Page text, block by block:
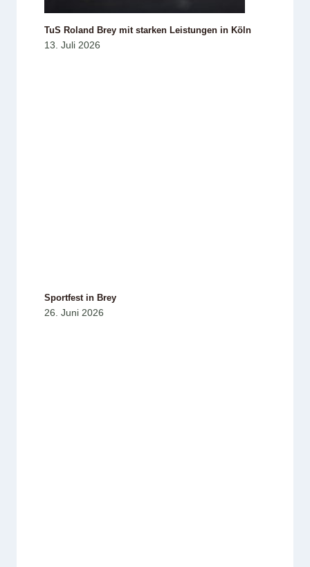
TuS Roland Brey mit starken Leistungen in Köln
13. Juli 2026
Sportfest in Brey
26. Juni 2026